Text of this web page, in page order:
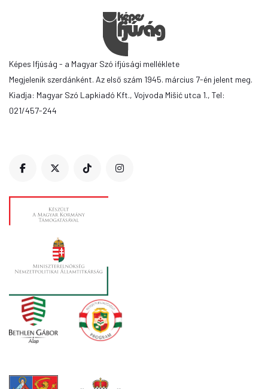
Képes Ifjúság - a Magyar Szó ifjúsági melléklete
Megjelenik szerdánként. Az első szám 1945. március 7-én jelent meg.
Kiadja: Magyar Szó Lapkiadó Kft., Vojvoda Mišić utca 1., Tel:
021/457-244